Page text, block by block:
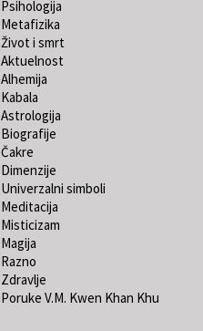
Psihologija
Metafizika
Život i smrt
Aktuelnost
Alhemija
Kabala
Astrologija
Biografije
Čakre
Dimenzije
Univerzalni simboli
Meditacija
Misticizam
Magija
Razno
Zdravlje
Poruke V.M. Kwen Khan Khu